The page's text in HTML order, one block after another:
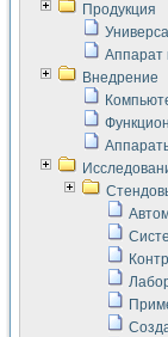
Продукция
Аппарат
Внедрение